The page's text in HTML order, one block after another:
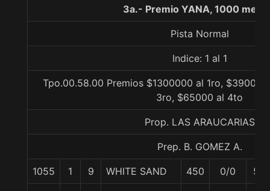
3a.- Premio YANA, 1000
Pista Normal
Indice: 1 al 1
Tpo.00.58.00 Premios $1300000 al 1ro,
3ro, $65000 al 4to
Prop. LAS ARAUCARIAS
Prep. B. GOMEZ A.
1055 1 9 WHITE SAND 450 0/0 57